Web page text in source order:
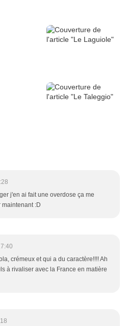
j'en ai fait une overdose ça me
:D
crémeux et qui a du caractère!!!! Ah
à rivaliser avec la France en matière